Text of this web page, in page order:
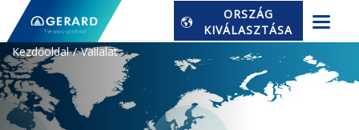
ORSZÁG
KIVÁLASZTÁSA
Kezdőoldal
Vallalat